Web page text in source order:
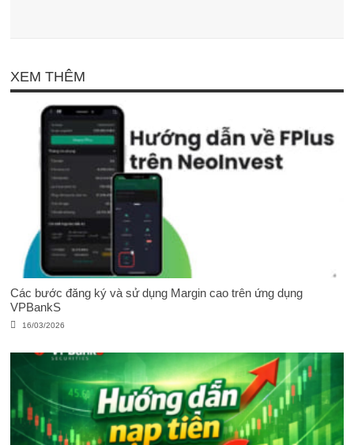
XEM THÊM
Các bước đăng ký và sử dụng Margin cao trên ứng dụng
VPBankS
16/03/2026